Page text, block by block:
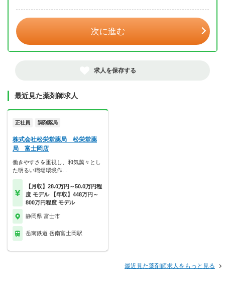
次に進む
求人を保存する
最近見た薬剤師求人
正社員 調剤薬局
株式会社松栄堂薬局 松栄堂薬
局 富士岡店
働きやすさを重視し、和気藹々とし
た明るい職場環境作…
【月収】28.0万円～50.0万円程
度 モデル 【年収】448万円～
800万円程度 モデル
静岡県 富士市
岳南鉄道 岳南富士岡駅
最近見た薬剤師求人をもっと見る